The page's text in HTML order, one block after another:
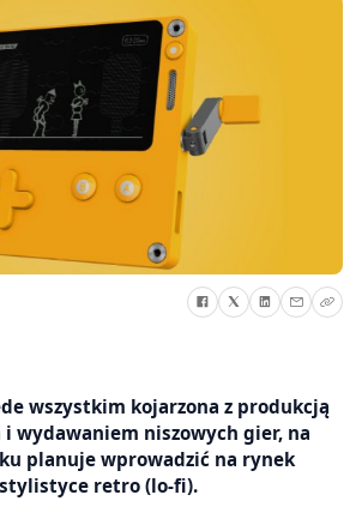
wszystkim kojarzona z produkcją
wydawaniem niszowych gier, na
planuje wprowadzić na rynek
retro (lo-fi).